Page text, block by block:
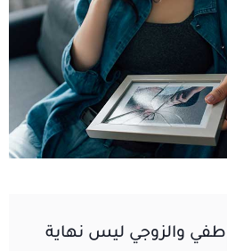
والزوجي ليس نهاية